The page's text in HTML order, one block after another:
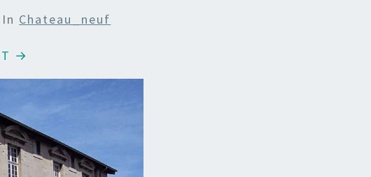
In Chateau_neuf
→